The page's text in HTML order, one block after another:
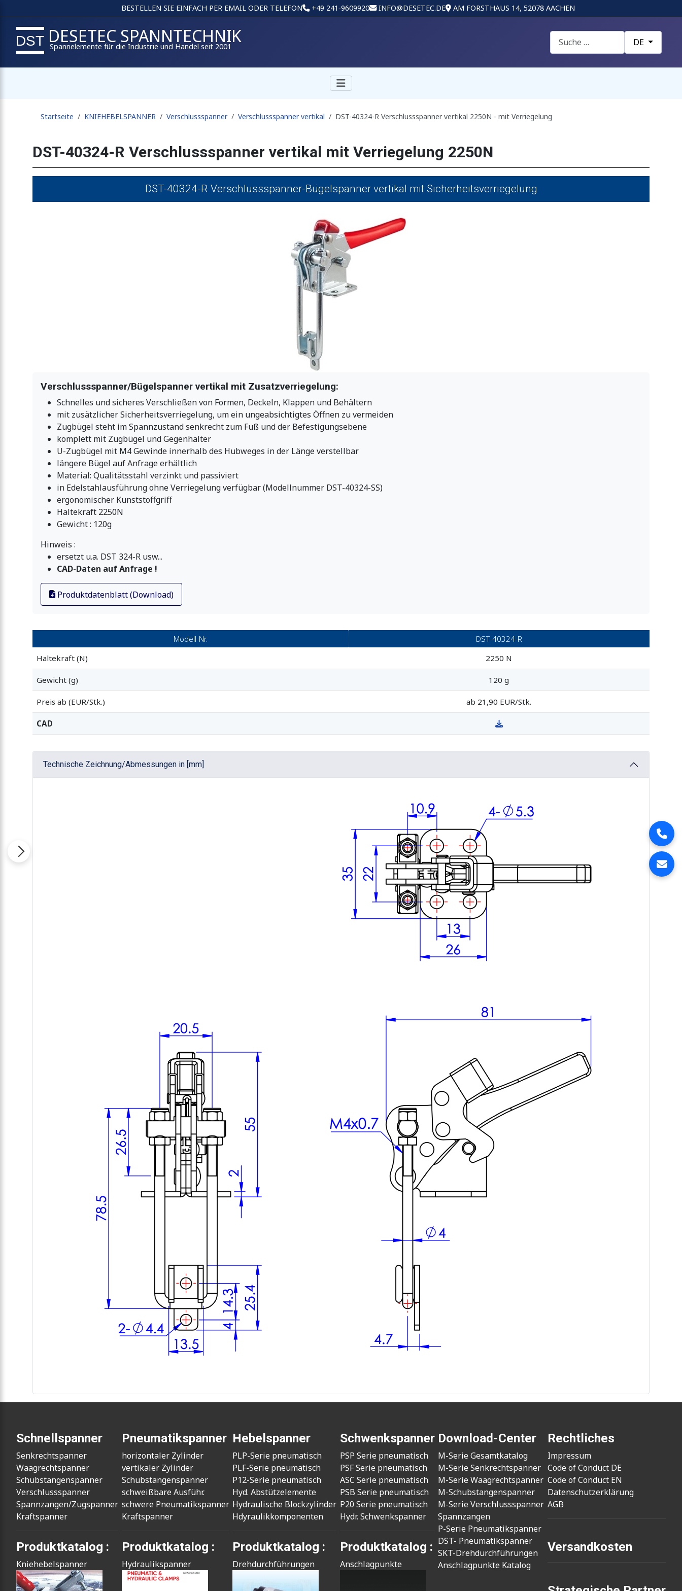
BESTELLEN SIE EINFACH PER EMAIL ODER TELEFON +49 241‑9609920 INFO@DESETEC.DE AM FORSTHAUS 14, 52078 AACHEN
DESETEC SPANNTECHNIK
Spannelemente für die Industrie und Handel seit 2001
Suchen Sprache
DE
Startseite KNIEHEBELSPANNER Verschlussspanner Verschlussspanner vertikal DST-40324-R Verschlussspanner vertikal 2250N - mit Verriegelung
DST-40324-R Verschlussspanner vertikal mit Verriegelung 2250N
DST-40324-R Verschlussspanner-Bügelspanner vertikal mit Sicherheitsverriegelung
Verschlussspanner/Bügelspanner vertikal mit Zusatzverriegelung:
Schnelles und sicheres Verschließen von Formen, Deckeln, Klappen und Behältern
mit zusätzlicher Sicherheitsverriegelung, um ein ungeabsichtigtes Öffnen zu vermeiden
Zugbügel steht im Spannzustand senkrecht zum Fuß und der Befestigungsebene
komplett mit Zugbügel und Gegenhalter
U-Zugbügel mit M4 Gewinde innerhalb des Hubweges in der Länge verstellbar
längere Bügel auf Anfrage erhältlich
Material: Qualitätsstahl verzinkt und passiviert
in Edelstahlausführung ohne Verriegelung verfügbar (Modellnummer DST-40324-SS)
ergonomischer Kunststoffgriff
Haltekraft 2250N
Gewicht : 120g
Hinweis :
ersetzt u.a. DST 324-R usw...
CAD-Daten auf Anfrage !
Produktdatenblatt (Download)
Modell-Nr.
DST-40324-R
Haltekraft (N)
2250 N
Gewicht (g) 120 g
Preis ab (EUR/Stk.) ab 21,90 EUR/Stk.
CAD
Technische Zeichnung/Abmessungen in [mm]
Schnellspanner
Senkrechtspanner
Waagrechtspanner
Schubstangenspanner
Verschlussspanner
Spannzangen/Zugspanner
Kraftspanner
Produktkatalog :
Kniehebelspanner
Pneumatikspanner
horizontaler Zylinder
vertikaler Zylinder
Schubstangenspanner
schweißbare Ausführ.
schwere Pneumatikspanner
Kraftspanner
Produktkatalog :
Hydraulikspanner
Hebelspanner
PLP-Serie pneumatisch
PLF-Serie pneumatisch
P12-Serie pneumatisch
Hyd. Abstützelemente
Hydraulische Blockzylinder
Hdyraulikkomponenten
Produktkatalog :
Drehdurchführungen
Schwenkspanner
PSP Serie pneumatisch
PSF Serie pneumatisch
ASC Serie pneumatisch
PSB Serie pneumatisch
P20 Serie pneumatisch
Hydr. Schwenkspanner
Produktkatalog :
Anschlagpunkte
Download-Center
M-Serie Gesamtkatalog
M-Serie Senkrechtspanner
M-Serie Waagrechtspanner
M-Schubstangenspanner
M-Serie Verschlussspanner
Spannzangen
P-Serie Pneumatikspanner
DST- Pneumatikspanner
SKT-Drehdurchführungen
Anschlagpunkte Katalog
Rechtliches
Impressum
Code of Conduct DE
Code of Conduct EN
Datenschutzerklärung
AGB
Versandkosten